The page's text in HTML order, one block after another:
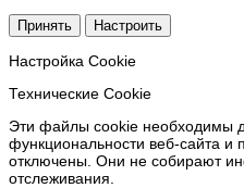
Принять Настроить
Настройка Сookie
Технические Cookie
Эти файлы cookie необходимы
функциональности веб-сайта и
отключены. Они не собирают
отслеживания.